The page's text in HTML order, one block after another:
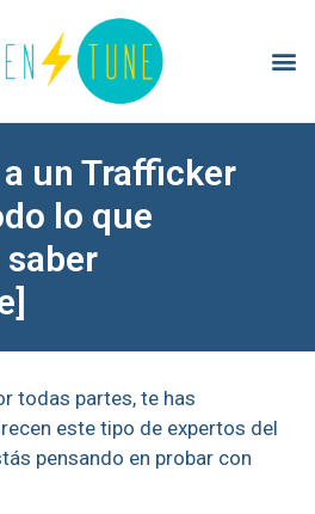
un Trafficker
lo que
todas partes, te has
este tipo de expertos del
pensando en probar con